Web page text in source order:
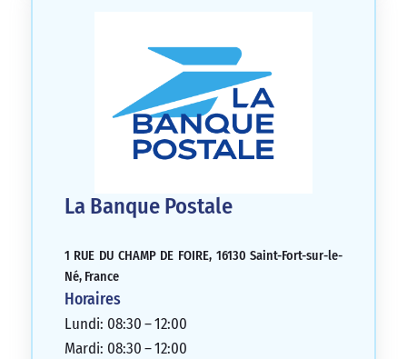
La Banque Postale
1 RUE DU CHAMP DE FOIRE, 16130 Saint-Fort-sur-le-
Né, France
Horaires
Lundi: 08:30 – 12:00
Mardi: 08:30 – 12:00